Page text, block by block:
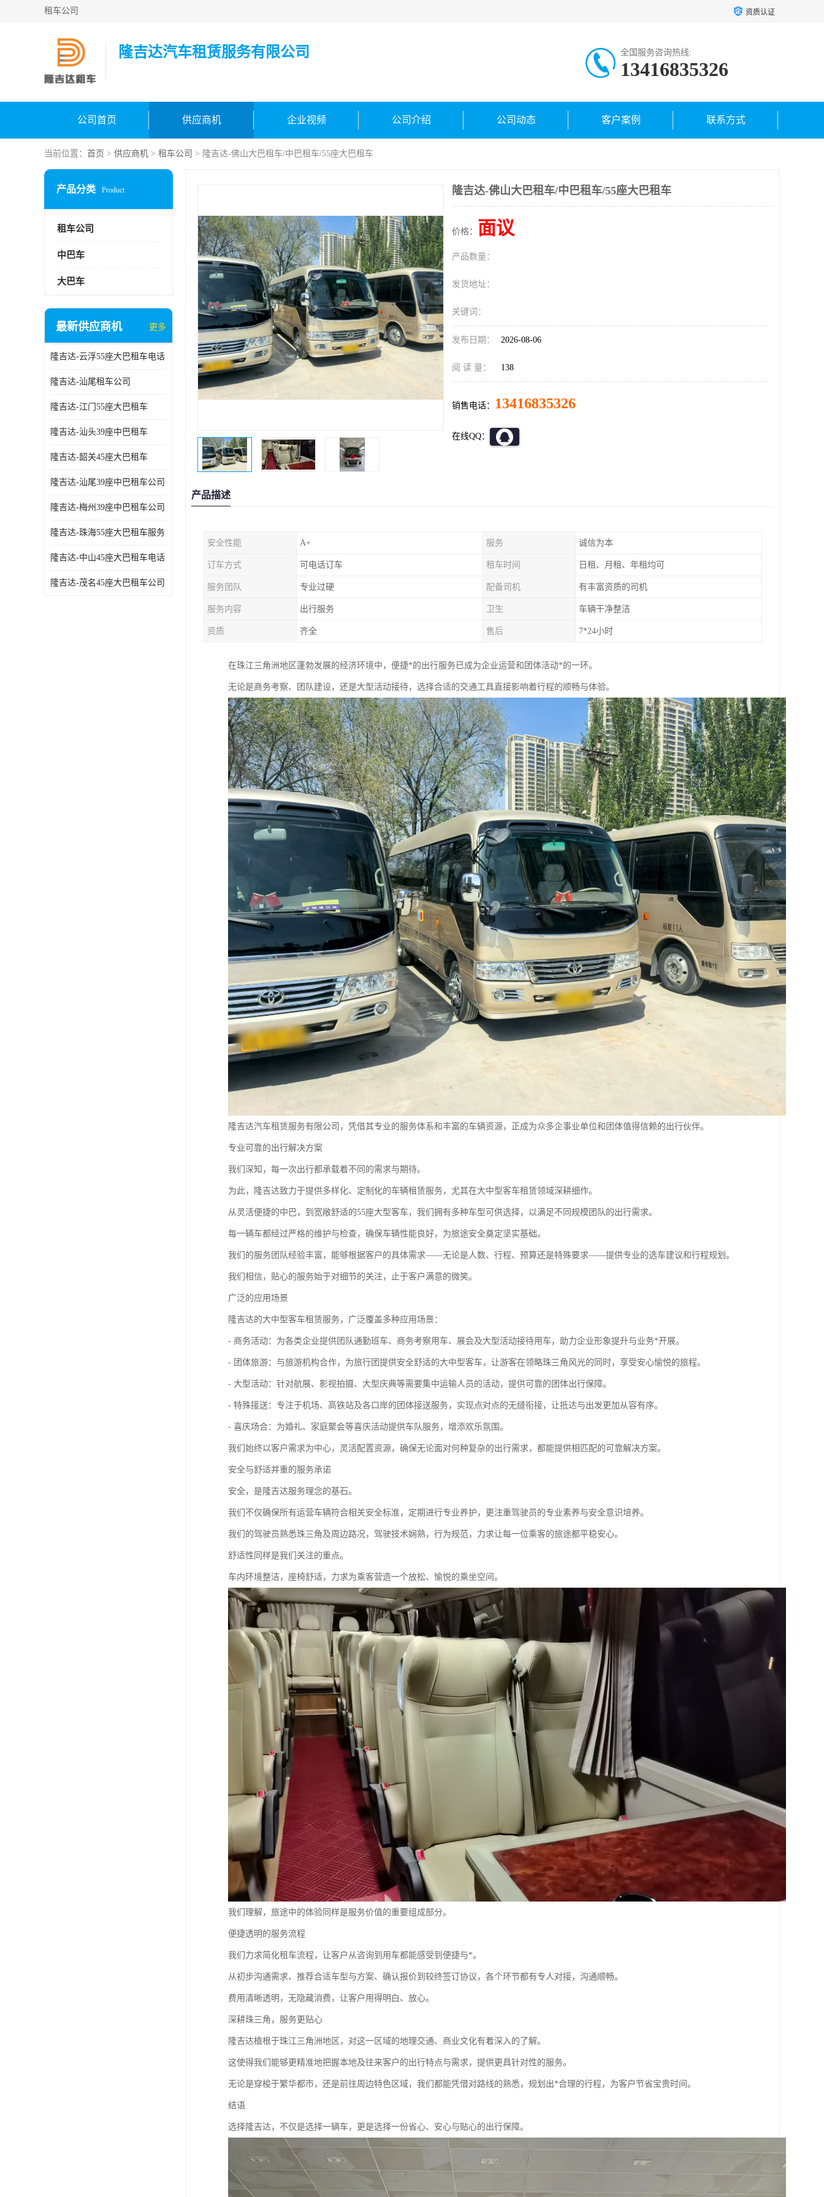
租车公司 资质认证
隆吉达汽车租赁服务有限公司 全国服务咨询热线:
13416835326
公司首页 供应商机 企业视频 公司介绍 公司动态 客户案例 联系方式
当前位置： 首页 > 供应商机 > 租车公司 > 隆吉达-佛山大巴租车/中巴租车/55座大巴租车
产品分类 Product
租车公司
中巴车
大巴车
最新供应商机 更多
隆吉达-云浮55座大巴租车电话
隆吉达-汕尾租车公司
隆吉达-江门55座大巴租车
隆吉达-汕头39座中巴租车
隆吉达-韶关45座大巴租车
隆吉达-汕尾39座中巴租车公司
隆吉达-梅州39座中巴租车公司
隆吉达-珠海55座大巴租车服务
隆吉达-中山45座大巴租车电话
隆吉达-茂名45座大巴租车公司
隆吉达-佛山大巴租车/中巴租车/55座大巴租车
价格： 面议
产品数量：
发货地址：
关键词：
发布日期： 2026-08-06
阅 读 量： 138
销售电话： 13416835326
在线QQ：
产品描述
安全性能 A+ 服务 诚信为本
订车方式 可电话订车 租车时间 日租、月租、年租均可
服务团队 专业过硬 配备司机 有丰富资质的司机
服务内容 出行服务 卫生 车辆干净整洁
资质 齐全 售后 7*24小时
在珠江三角洲地区蓬勃发展的经济环境中，便捷*的出行服务已成为企业运营和团体活动*的一环。
无论是商务考察、团队建设，还是大型活动接待，选择合适的交通工具直接影响着行程的顺畅与体验。
隆吉达汽车租赁服务有限公司，凭借其专业的服务体系和丰富的车辆资源，正成为众多企事业单位和团体值得信赖的出行伙伴。
专业可靠的出行解决方案
我们深知，每一次出行都承载着不同的需求与期待。
为此，隆吉达致力于提供多样化、定制化的车辆租赁服务，尤其在大中型客车租赁领域深耕细作。
从灵活便捷的中巴，到宽敞舒适的55座大型客车，我们拥有多种车型可供选择，以满足不同规模团队的出行需求。
每一辆车都经过严格的维护与检查，确保车辆性能良好，为旅途安全奠定坚实基础。
我们的服务团队经验丰富，能够根据客户的具体需求——无论是人数、行程、预算还是特殊要求——提供专业的选车建议和行程规划。
我们相信，贴心的服务始于对细节的关注，止于客户满意的微笑。
广泛的应用场景
隆吉达的大中型客车租赁服务，广泛覆盖多种应用场景：
- 商务活动：为各类企业提供团队通勤班车、商务考察用车、展会及大型活动接待用车，助力企业形象提升与业务*开展。
- 团体旅游：与旅游机构合作，为旅行团提供安全舒适的大中型客车，让游客在领略珠三角风光的同时，享受安心愉悦的旅程。
- 大型活动：针对航展、影视拍摄、大型庆典等需要集中运输人员的活动，提供可靠的团体出行保障。
- 特殊接送：专注于机场、高铁站及各口岸的团体接送服务，实现点对点的无缝衔接，让抵达与出发更加从容有序。
- 喜庆场合：为婚礼、家庭聚会等喜庆活动提供车队服务，增添欢乐氛围。
我们始终以客户需求为中心，灵活配置资源，确保无论面对何种复杂的出行需求，都能提供相匹配的可靠解决方案。
安全与舒适并重的服务承诺
安全，是隆吉达服务理念的基石。
我们不仅确保所有运营车辆符合相关安全标准，定期进行专业养护，更注重驾驶员的专业素养与安全意识培养。
我们的驾驶员熟悉珠三角及周边路况，驾驶技术娴熟，行为规范，力求让每一位乘客的旅途都平稳安心。
舒适性同样是我们关注的重点。
车内环境整洁，座椅舒适，力求为乘客营造一个放松、愉悦的乘坐空间。
我们理解，旅途中的体验同样是服务价值的重要组成部分。
便捷透明的服务流程
我们力求简化租车流程，让客户从咨询到用车都能感受到便捷与*。
从初步沟通需求、推荐合适车型与方案、确认报价到较终签订协议，各个环节都有专人对接，沟通顺畅。
费用清晰透明，无隐藏消费，让客户用得明白、放心。
深耕珠三角，服务更贴心
隆吉达植根于珠江三角洲地区，对这一区域的地理交通、商业文化有着深入的了解。
这使得我们能够更精准地把握本地及往来客户的出行特点与需求，提供更具针对性的服务。
无论是穿梭于繁华都市，还是前往周边特色区域，我们都能凭借对路线的熟悉，规划出*合理的行程，为客户节省宝贵时间。
结语
选择隆吉达，不仅是选择一辆车，更是选择一份省心、安心与贴心的出行保障。